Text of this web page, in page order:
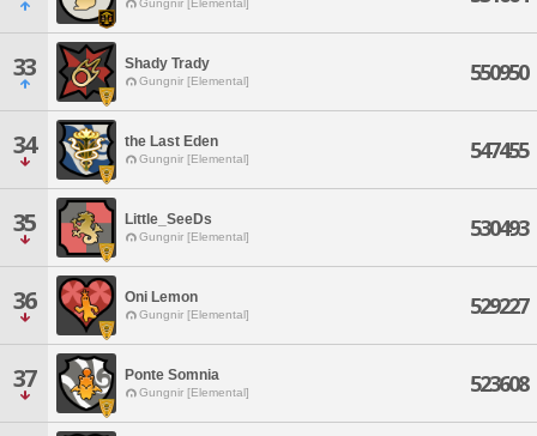
Gungnir [Elemental]
33 Shady Trady
Gungnir [Elemental] 550950
34 the Last Eden
Gungnir [Elemental] 547455
35 Little_SeeDs
Gungnir [Elemental] 530493
36 Oni Lemon
Gungnir [Elemental] 529227
37 Ponte Somnia
Gungnir [Elemental] 523608